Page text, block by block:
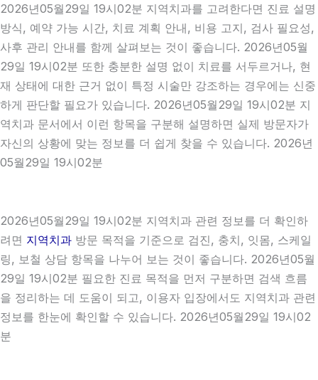
2026년05월29일 19시02분 지역치과를 고려한다면 진료 설명
방식, 예약 가능 시간, 치료 계획 안내, 비용 고지, 검사 필요성,
사후 관리 안내를 함께 살펴보는 것이 좋습니다. 2026년05월
29일 19시02분 또한 충분한 설명 없이 치료를 서두르거나, 현
재 상태에 대한 근거 없이 특정 시술만 강조하는 경우에는 신중
하게 판단할 필요가 있습니다. 2026년05월29일 19시02분 지
역치과 문서에서 이런 항목을 구분해 설명하면 실제 방문자가
자신의 상황에 맞는 정보를 더 쉽게 찾을 수 있습니다. 2026년
05월29일 19시02분
2026년05월29일 19시02분 지역치과 관련 정보를 더 확인하
려면 지역치과 방문 목적을 기준으로 검진, 충치, 잇몸, 스케일
링, 보철 상담 항목을 나누어 보는 것이 좋습니다. 2026년05월
29일 19시02분 필요한 진료 목적을 먼저 구분하면 검색 흐름
을 정리하는 데 도움이 되고, 이용자 입장에서도 지역치과 관련
정보를 한눈에 확인할 수 있습니다. 2026년05월29일 19시02
분